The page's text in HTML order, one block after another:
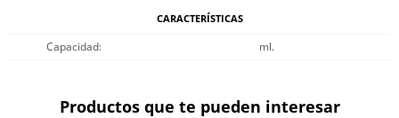
CARACTERÍSTICAS
Capacidad ml.
Productos que te pueden interesar